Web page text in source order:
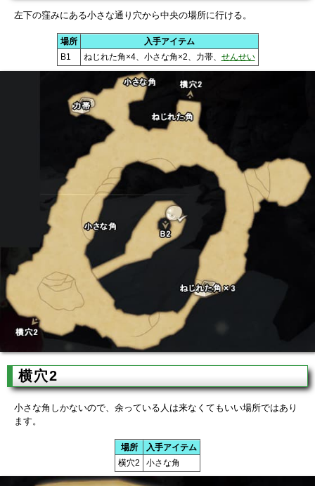
左下の窪みにある小さな通り穴から中央の場所に行ける。
場所
入手アイテム
B1
ねじれた角×4、小さな角×2、力帯、 せんせい
横穴2
小さな角しかないので、余っている人は来なくてもいい場所ではあり
ます。
場所
入手アイテム
横穴2
小さな角